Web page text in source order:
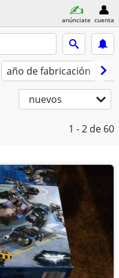
anúnciate cuenta
año de fabricación
nuevos
1 - 2 de 60